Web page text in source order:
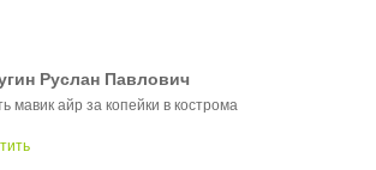
Руслан Павлович
мавик айр за копейки в кострома